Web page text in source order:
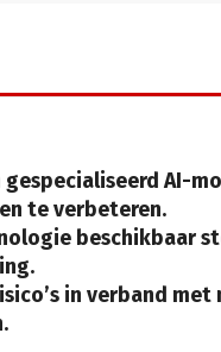
AI-
te verbeteren.
beschikbaar
in verband met